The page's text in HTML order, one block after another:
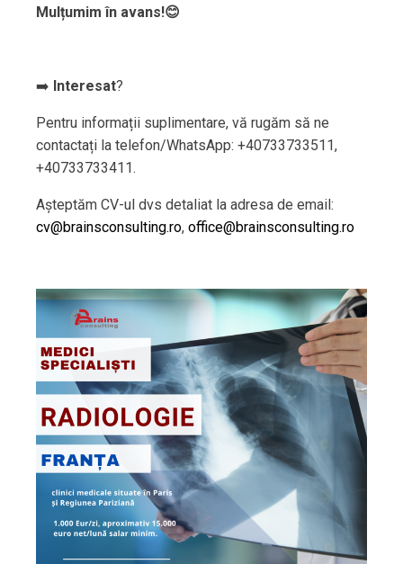
Mulțumim în avans!😊
➡️ Interesat?
Pentru informații suplimentare, vă rugăm să ne
contactați la telefon/WhatsApp: +40733733511,
+40733733411.
Așteptăm CV-ul dvs detaliat la adresa de email:
cv@brainsconsulting.ro, office@brainsconsulting.ro